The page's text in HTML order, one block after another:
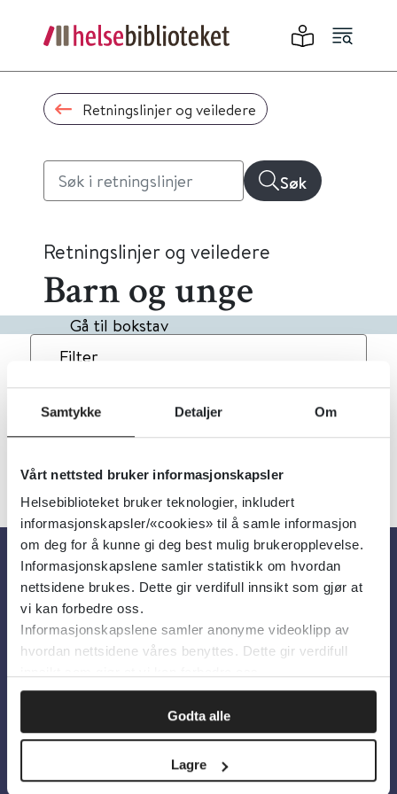
Samtykke Detaljer Om
Vårt nettsted bruker informasjonskapsler
Helsebiblioteket bruker teknologier, inkludert
informasjonskapsler/«cookies» til å samle informasjon
om deg for å kunne gi deg best mulig brukeropplevelse.
Informasjonskapslene samler statistikk om hvordan
nettsidene brukes. Dette gir verdifull innsikt som gjør at
vi kan forbedre oss.
Informasjonskapslene samler anonyme videoklipp av
hvordan nettsidene våres benyttes. Dette gir verdifull
Godta alle
Lagre
Retningslinjer og veiledere
Søk
Retningslinjer og veiledere
Barn og unge
Gå til bokstav
Filter
2Treff Dato Alfabetisk
Om oss
Om Helsebiblioteket
Personvern og informasjonskapsler
Tilgjengelighetserklæring
Information in English
Bilder fra Colourbox.com